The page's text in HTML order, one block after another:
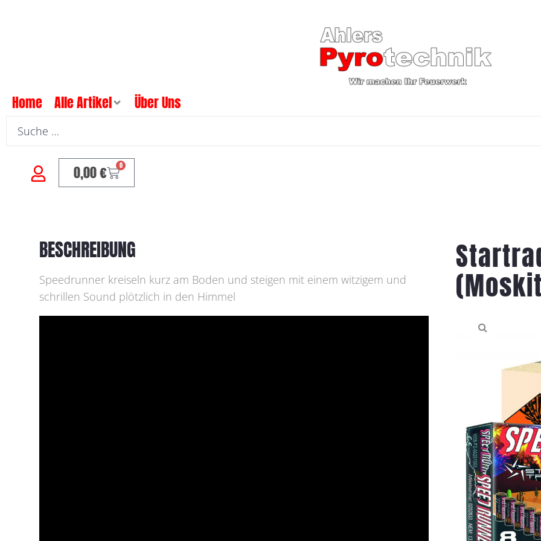
Home Alle Artikel Über Uns
0,00€ 0
BESCHREIBUNG
Speedrunner kreiseln kurz am Boden und steigen mit einem witzigem und
schrillen Sound plötzlich in den Himmel